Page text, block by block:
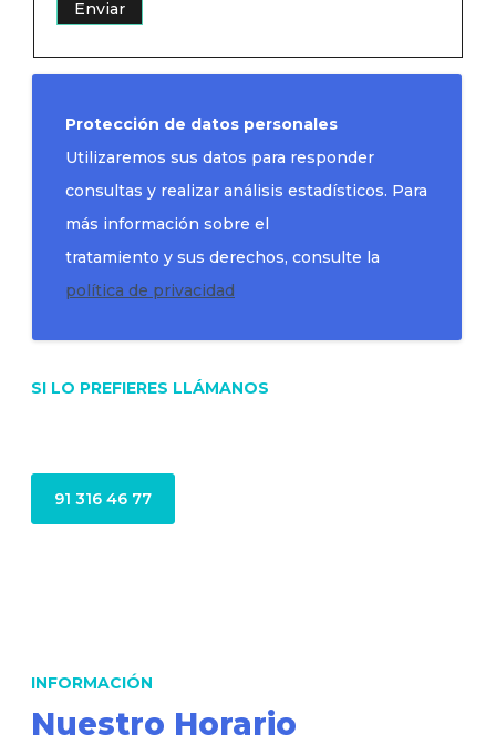
Protección de datos personales
Utilizaremos sus datos para responder
consultas y realizar análisis estadísticos. Para
más información sobre el
tratamiento y sus derechos, consulte la
política de privacidad
SI LO PREFIERES LLÁMANOS
91 316 46 77
Nuestro Horario
INFORMACIÓN